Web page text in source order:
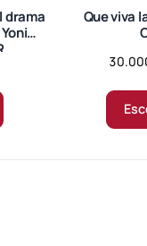
drama
Que viva